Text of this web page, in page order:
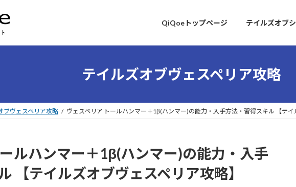
QiQoeトップページ テイルズオブ
テイルズオブヴェスペリア攻略
ブヴェスペリア攻略 ヴェスペリア トールハンマー＋1β(ハンマー)の能力・入手方法・習得スキル 【テイ
ルハンマー＋1β(ハンマー)の能力・入手
【テイルズオブヴェスペリア攻略】